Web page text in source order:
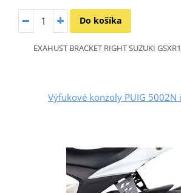
Do košíka
EXAHUST BRACKET RIGHT SUZUKI
Výfukové konzoly PUIG 5002N